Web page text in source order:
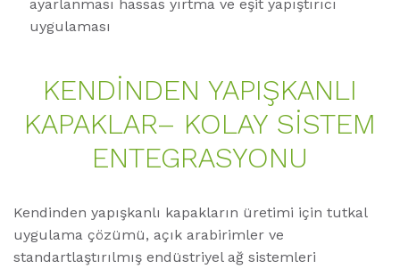
ayarlanması hassas yırtma ve eşit yapıştırıcı
uygulaması
KENDİNDEN YAPIŞKANLI
KAPAKLAR– KOLAY SİSTEM
ENTEGRASYONU
Kendinden yapışkanlı kapakların üretimi için tutkal
uygulama çözümü, açık arabirimler ve
standartlaştırılmış endüstriyel ağ sistemleri